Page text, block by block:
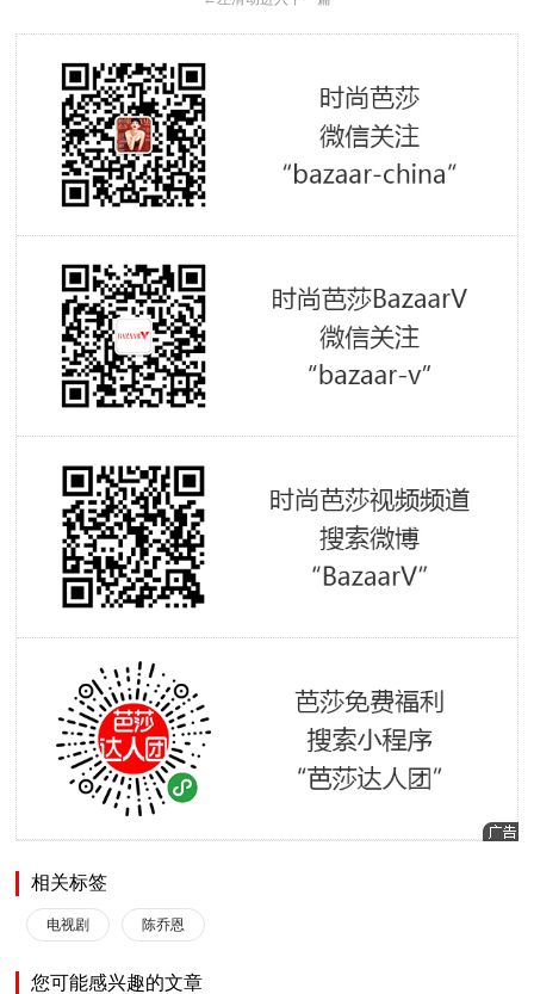
相关标签
电视剧 陈乔恩
您可能感兴趣的文章